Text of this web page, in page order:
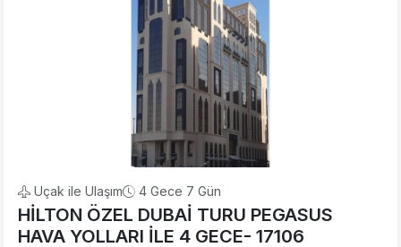
Uçak ile Ulaşım 4 Gece 7 Gün
HİLTON ÖZEL DUBAİ TURU PEGASUS
HAVA YOLLARI İLE 4 GECE- 17106